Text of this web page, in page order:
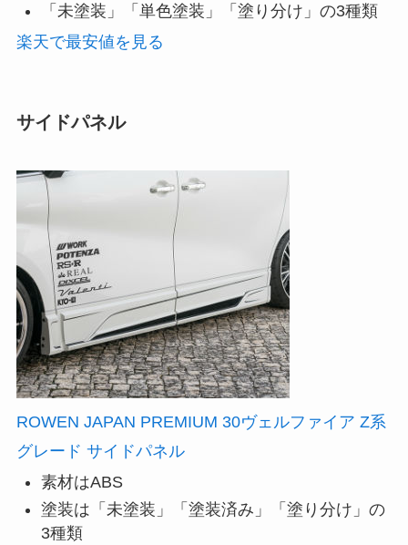
「未塗装」「単色塗装」「塗り分け」の3種類
楽天で最安値を見る
サイドパネル
ROWEN JAPAN PREMIUM 30ヴェルファイア Z系
グレード サイドパネル
素材はABS
塗装は「未塗装」「塗装済み」「塗り分け」の
3種類